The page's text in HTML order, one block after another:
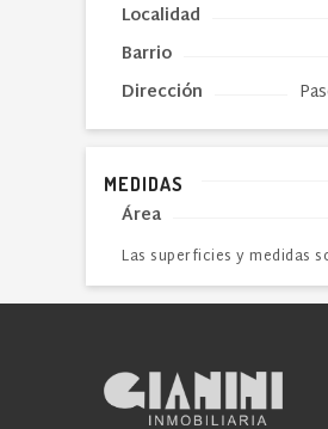
Localidad
Barrio
Dirección
MEDIDAS
Área
Las superficies y medidas